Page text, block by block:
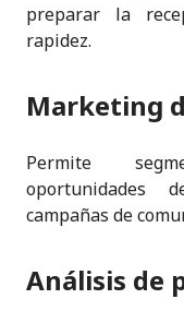
preparar la
rapidez.
Marketing
Permite
oportunidades
campañas de
Análisis de